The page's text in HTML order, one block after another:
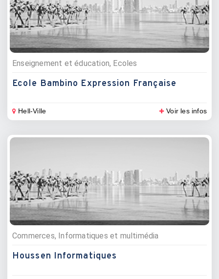
Enseignement et éducation, Ecoles
Ecole Bambino Expression Française
Hell-Ville Voir les infos
Commerces, Informatiques et multimédia
Houssen Informatiques